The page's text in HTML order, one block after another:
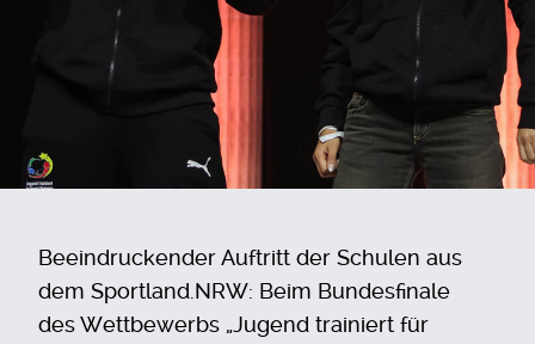
Beeindruckender Auftritt der Schulen aus
dem Sportland.NRW: Beim Bundesfinale
des Wettbewerbs „Jugend trainiert für